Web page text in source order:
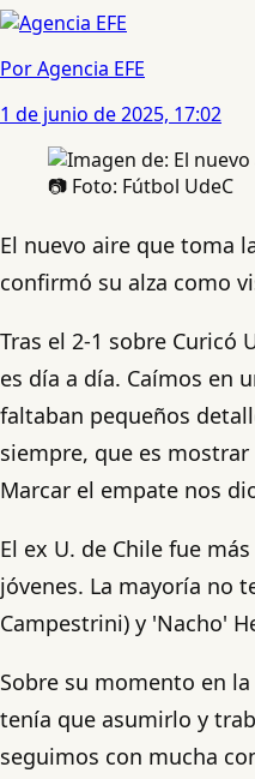
Por Agencia EFE
1 de junio de 2025, 17:02
📷 Foto: Fútbol UdeC
El nuevo aire que toma
confirmó su alza como
Tras el 2-1 sobre Curicó
es día a día. Caímos en
faltaban pequeños
siempre, que es
Marcar el empate nos
El ex U. de Chile fue
jóvenes. La mayoría no
Campestrini) y 'Nacho'
Sobre su momento en la
tenía que asumirlo y
seguimos con mucha